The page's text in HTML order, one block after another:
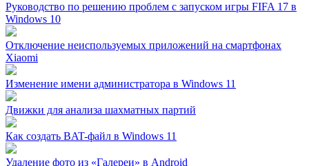
Руководство по решению проблем с запуском игры FIFA 17 в
Windows 10
Отключение неиспользуемых приложений на смартфонах
Xiaomi
Изменение имени администратора в Windows 11
Движки для анализа шахматных партий
Как создать BAT-файл в Windows 11
Удаление фото из «Галереи» в Android